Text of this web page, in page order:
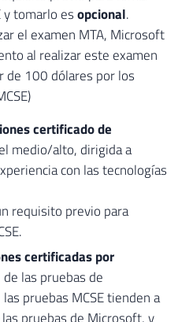
y tomarlo esopcional.
el examen MTA, Microsoft
al realizar este examen
de 100 dólares por los
certificado de
medio/alto, dirigida a
con las tecnologías
requisito previo para
certificadas por
las pruebas de
pruebas MCSE tienden a